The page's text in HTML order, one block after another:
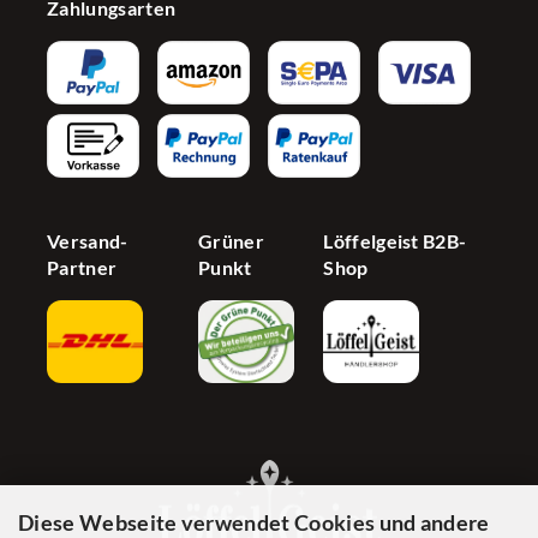
Diese Webseite verwendet Cookies und andere
Partnerprogramm
Bonusprogramm
Newsletter
Jetzt Händer werden
Widerrufsrecht
AGB
Barrierefreiheit
Cookie Einstellungen
Zahlungsarten
Versand-
Partner
Grüner
Punkt
Löffelgeist B2B-
Shop